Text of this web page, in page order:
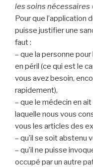
les soins nécessaires
Pour que l’application
puisse justifier une
faut :
– que la personne
en péril (ce qui est le
vous avez besoin,
rapidement),
– que le médecin en
laquelle nous vous
vous les articles des
– qu’il se soit abstenu
– qu’il ne puisse
occupé par un autre